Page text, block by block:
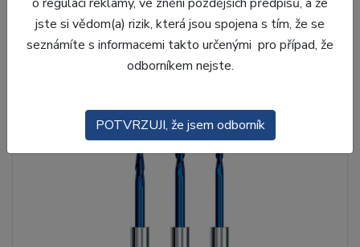
DOPORUČUJEME
jste si vědom(a) rizik, která jsou spojena s tím, že se
seznámíte s informacemi takto určenými pro případ, že
odborníkem nejste.
POTVRZUJI, že jsem odborník